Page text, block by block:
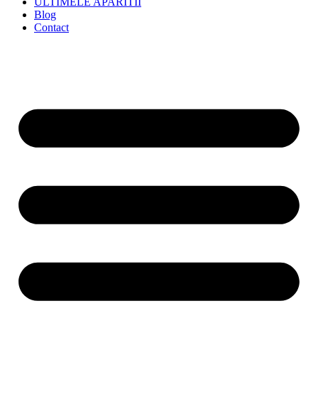
Blog
Contact